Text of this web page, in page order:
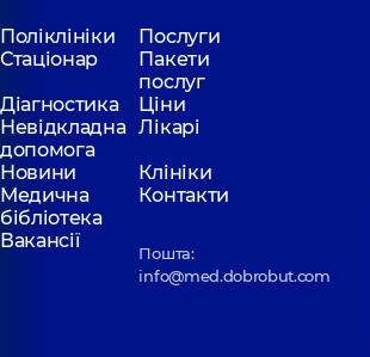
Поліклініки
Послуги
Стаціонар
Пакети
послуг
Діагностика
Ціни
Невідкладна
допомога
Лікарі
Новини
Клініки
Медична
бібліотека
Контакти
Вакансії
Пошта:
info@med.dobrobut.com